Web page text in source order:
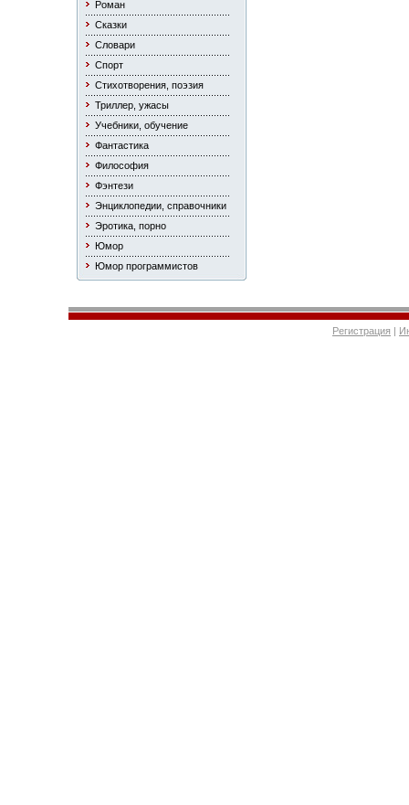
Роман
Сказки
Словари
Спорт
Стихотворения, поэзия
Триллер, ужасы
Учебники, обучение
Фантастика
Философия
Фэнтези
Энциклопедии, справочники
Эротика, порно
Юмор
Юмор программистов
Регистрация |